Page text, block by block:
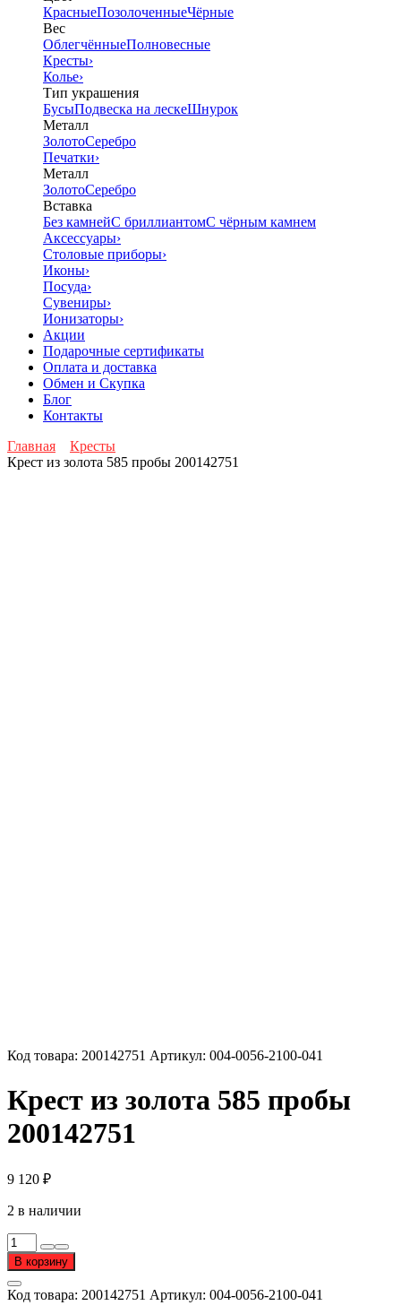
КрасныеПозолоченныеЧёрные
Вес
ОблегчённыеПолновесные
Кресты›
Колье›
Тип украшения
БусыПодвеска на лескеШнурок
Металл
ЗолотоСеребро
Печатки›
Металл
ЗолотоСеребро
Вставка
Без камнейС бриллиантомС чёрным камнем
Аксессуары›
Столовые приборы›
Иконы›
Посуда›
Сувениры›
Ионизаторы›
Акции
Подарочные сертификаты
Оплата и доставка
Обмен и Скупка
Блог
Контакты
Главная
Кресты
Крест из золота 585 пробы 200142751
Код товара: 200142751 Артикул: 004-0056-2100-041
Крест из золота 585 пробы
200142751
9 120 ₽
2 в наличии
Количество
товара
Крест
из
золота
В корзину
Код товара: 200142751 Артикул: 004-0056-2100-041